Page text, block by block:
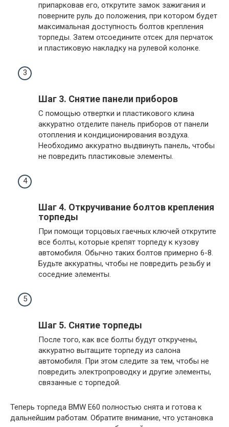
припарковав его, открутите замок зажигания и
поверните руль до положения, при котором будет
максимальная доступность болтов крепления
торпеды. Затем отсоедините отсек для перчаток
и пластиковую накладку на рулевой колонке.
Шаг 3. Снятие панели приборов
С помощью отвертки и пластикового клина
аккуратно отделите панель приборов от панели
отопления и кондиционирования воздуха.
Необходимо аккуратно выдвинуть панель, чтобы
не повредить пластиковые элементы.
Шаг 4. Откручивание болтов крепления
торпеды
При помощи торцовых гаечных ключей открутите
все болты, которые крепят торпеду к кузову
автомобиля. Обычно таких болтов примерно 6-8.
Будьте аккуратны, чтобы не повредить резьбу и
соседние элементы.
Шаг 5. Снятие торпеды
После того, как все болты будут откручены,
аккуратно вытащите торпеду из салона
автомобиля. При этом следите за тем, чтобы не
повредить электропроводку и другие элементы,
связанные с торпедой.
Теперь торпеда BMW E60 полностью снята и готова к
дальнейшим работам. Обратите внимание, что установка